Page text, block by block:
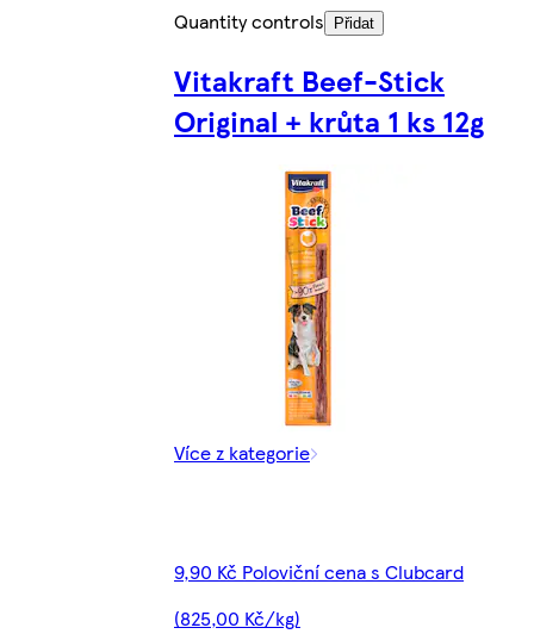
Quantity controls
Přidat
Vitakraft Beef-Stick
Original + krůta 1 ks 12g
Více z kategorie
9,90 Kč Poloviční cena s Clubcard
(825,00 Kč/kg)